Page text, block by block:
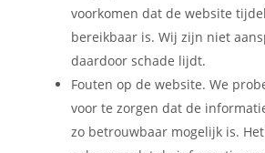
voorkomen dat de website
bereikbaar is. Wij zijn niet
daardoor schade lijdt.
Fouten op de website. We
voor te zorgen dat de
zo betrouwbaar mogelijk is.